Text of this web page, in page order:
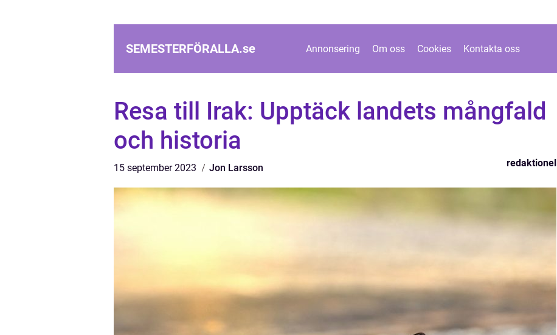
SEMESTERFÖRALLA.se Annonsering Om oss Cookies Kontakta oss
Resa till Irak: Upptäck landets mångfald
och historia
15 september 2023 Jon Larsson redaktionel